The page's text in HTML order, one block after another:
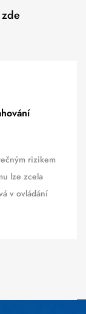
rizikem
lze zcela
v ovládání